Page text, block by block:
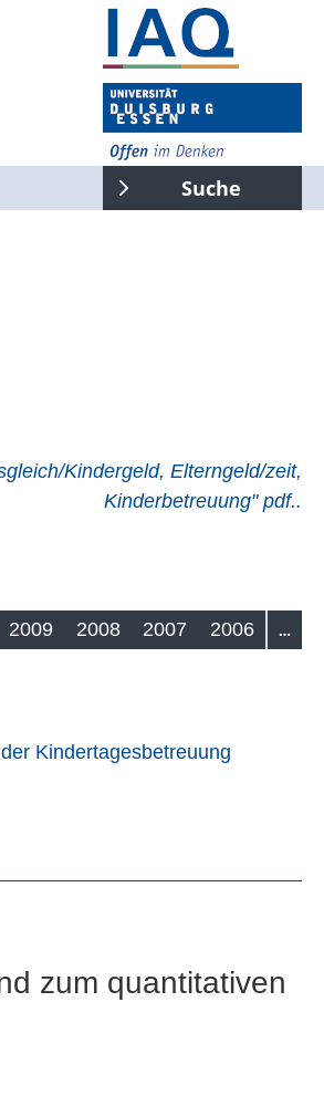
Suche
Kindergeld, Elterngeld/zeit,
Kinderbetreuung" pdf..
2009 2008 2007 2006 …
Kindertagesbetreuung
zum quantitativen